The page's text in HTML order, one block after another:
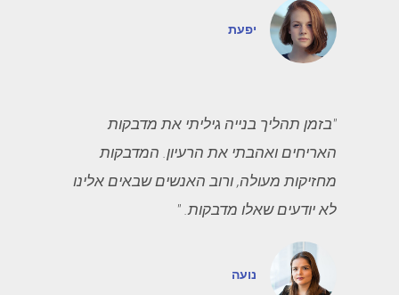
יפעת
"בזמן תהליך בנייה גיליתי את מדבקות
האריחים ואהבתי את הרעיון. המדבקות
מחזיקות מעולה, ורוב האנשים שבאים אלינו
לא יודעים שאלו מדבקות. "
נועה